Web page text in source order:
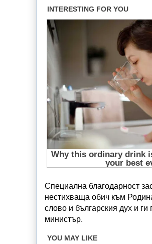
Специална благодарност
нестихваща обич към
слово и българския дух и
министър.